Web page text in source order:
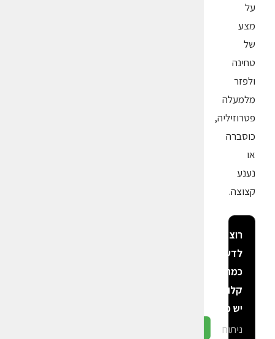
על
מצע
של
טחינה
ולפזר
מלמעלה
פטרוזיליה,
כוסברה
או
נענע
קצוצה.
רוצה
לדעת
כמה
קלוריות
יש פה?
ניתוח